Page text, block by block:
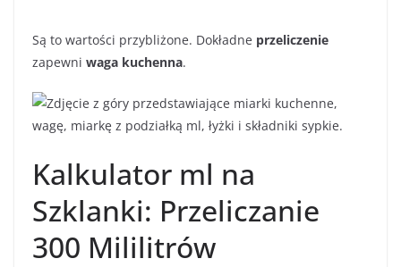
Są to wartości przybliżone. Dokładne przeliczenie
zapewni waga kuchenna.
Kalkulator ml na
Szklanki: Przeliczanie
300 Mililitrów